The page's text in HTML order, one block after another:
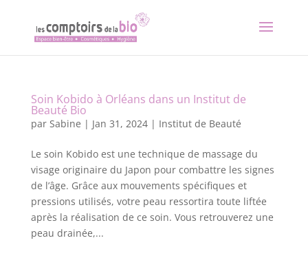
Soin Kobido à Orléans dans un Institut de
Beauté Bio
par Sabine | Jan 31, 2024| Institut de Beauté
Le soin Kobido est une technique de massage du
visage originaire du Japon pour combattre les signes
de l’âge. Grâce aux mouvements spécifiques et
pressions utilisés, votre peau ressortira toute liftée
après la réalisation de ce soin. Vous retrouverez une
peau drainée,...